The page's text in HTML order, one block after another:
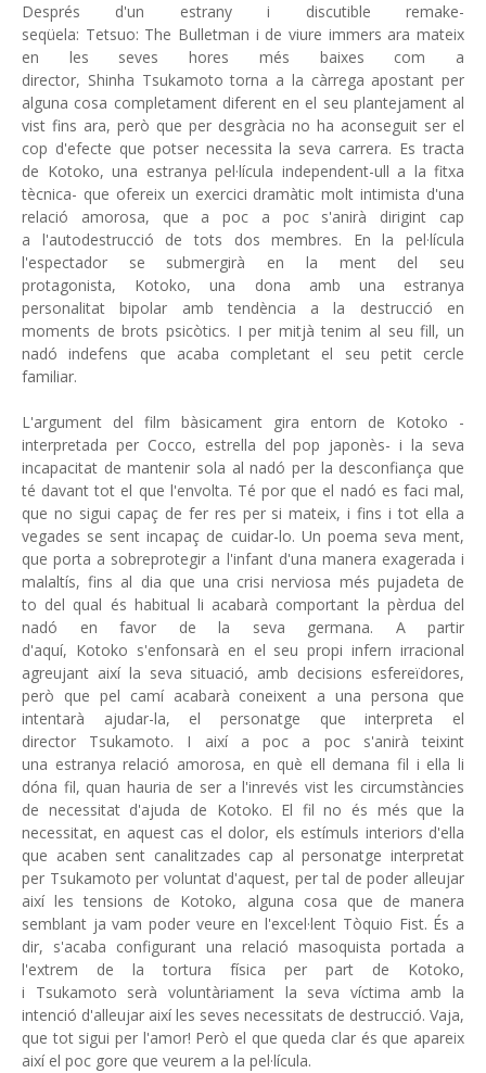
Després d'un estrany i discutible remake-
seqüela: Tetsuo: The Bulletman i de viure immers ara mateix
en les seves hores més baixes com a
director, Shinha Tsukamoto torna a la càrrega apostant per
alguna cosa completament diferent en el seu plantejament al
vist fins ara, però que per desgràcia no ha aconseguit ser el
cop d'efecte que potser necessita la seva carrera. Es tracta
de Kotoko, una estranya pel·lícula independent-ull a la fitxa
tècnica- que ofereix un exercici dramàtic molt intimista d'una
relació amorosa, que a poc a poc s'anirà dirigint cap
a l'autodestrucció de tots dos membres. En la pel·lícula
l'espectador se submergirà en la ment del seu
protagonista, Kotoko, una dona amb una estranya
personalitat bipolar amb tendència a la destrucció en
moments de brots psicòtics. I per mitjà tenim al seu fill, un
nadó indefens que acaba completant el seu petit cercle
familiar.
L'argument del film bàsicament gira entorn de Kotoko -
interpretada per Cocco, estrella del pop japonès- i la seva
incapacitat de mantenir sola al nadó per la desconfiança que
té davant tot el que l'envolta. Té por que el nadó es faci mal,
que no sigui capaç de fer res per si mateix, i fins i tot ella a
vegades se sent incapaç de cuidar-lo. Un poema seva ment,
que porta a sobreprotegir a l'infant d'una manera exagerada i
malaltís, fins al dia que una crisi nerviosa més pujadeta de
to del qual és habitual li acabarà comportant la pèrdua del
nadó en favor de la seva germana. A partir
d'aquí, Kotoko s'enfonsarà en el seu propi infern irracional
agreujant així la seva situació, amb decisions esfereïdores,
però que pel camí acabarà coneixent a una persona que
intentarà ajudar-la, el personatge que interpreta el
director Tsukamoto. I així a poc a poc s'anirà teixint
una estranya relació amorosa, en què ell demana fil i ella li
dóna fil, quan hauria de ser a l'inrevés vist les circumstàncies
de necessitat d'ajuda de Kotoko. El fil no és més que la
necessitat, en aquest cas el dolor, els estímuls interiors d'ella
que acaben sent canalitzades cap al personatge interpretat
per Tsukamoto per voluntat d'aquest, per tal de poder alleujar
així les tensions de Kotoko, alguna cosa que de manera
semblant ja vam poder veure en l'excel·lent Tòquio Fist. És a
dir, s'acaba configurant una relació masoquista portada a
l'extrem de la tortura física per part de Kotoko,
i Tsukamoto serà voluntàriament la seva víctima amb la
intenció d'alleujar així les seves necessitats de destrucció. Vaja,
que tot sigui per l'amor! Però el que queda clar és que apareix
així el poc gore que veurem a la pel·lícula.